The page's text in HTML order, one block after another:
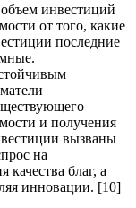
инвестиций
от того, какие
последние
и получения
вызваны
на
благ, а
инновации. [10]